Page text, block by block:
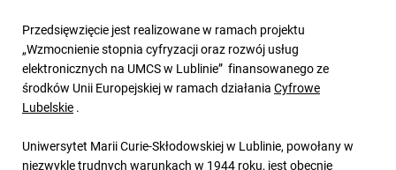
Przedsięwzięcie jest realizowane w ramach projektu
„Wzmocnienie stopnia cyfryzacji oraz rozwój usług
elektronicznych na UMCS w Lublinie” finansowanego ze
środków Unii Europejskiej w ramach działania Cyfrowe
Lubelskie .
Uniwersytet Marii Curie-Skłodowskiej w Lublinie, powołany w
niezwykle trudnych warunkach w 1944 roku, jest obecnie